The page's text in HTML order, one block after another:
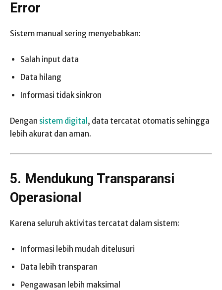
Error
Sistem manual sering menyebabkan:
Salah input data
Data hilang
Informasi tidak sinkron
Dengan sistem digital , data tercatat otomatis sehingga
lebih akurat dan aman.
5. Mendukung Transparansi
Operasional
Karena seluruh aktivitas tercatat dalam sistem:
Informasi lebih mudah ditelusuri
Data lebih transparan
Pengawasan lebih maksimal